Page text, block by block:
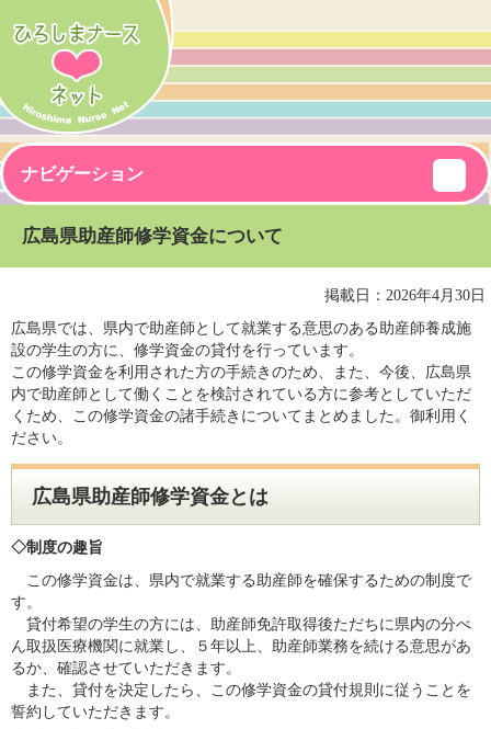
ナビゲーション
広島県助産師修学資金について
掲載日：2026年4月30日
広島県では、県内で助産師として就業する意思のある助産師養成施
設の学生の方に、修学資金の貸付を行っています。
この修学資金を利用された方の手続きのため、また、今後、広島県
内で助産師として働くことを検討されている方に参考としていただ
くため、この修学資金の諸手続きについてまとめました。御利用く
ださい。
広島県助産師修学資金とは
◇制度の趣旨
この修学資金は、県内で就業する助産師を確保するための制度で
す。
貸付希望の学生の方には、助産師免許取得後ただちに県内の分べ
ん取扱医療機関に就業し、５年以上、助産師業務を続ける意思があ
るか、確認させていただきます。
また、貸付を決定したら、この修学資金の貸付規則に従うことを
誓約していただきます。